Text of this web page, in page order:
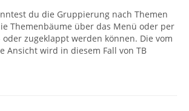
du die Gruppierung nach Themen
Themenbäume über das Menü oder per
zugeklappt werden können. Die vom
Ansicht wird in diesem Fall von TB